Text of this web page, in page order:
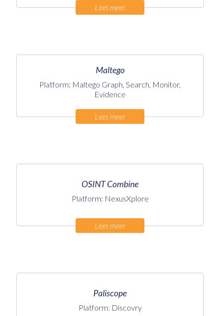
Lees meer
Maltego
Platform: Maltego Graph, Search, Monitor,
Evidence
Lees meer
OSINT Combine
Platform: NexusXplore
Lees meer
Paliscope
Platform: Discovry